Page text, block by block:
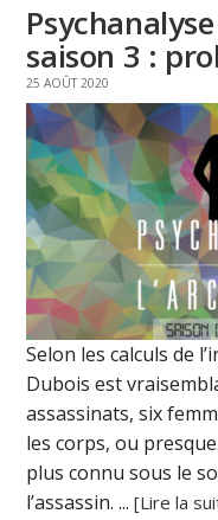
saison 3 :
25 AOÛT 2020
Selon les calculs de
Dubois est
assassinats, six
les corps, ou
plus connu sous le
l’assassin. ...[Lire la